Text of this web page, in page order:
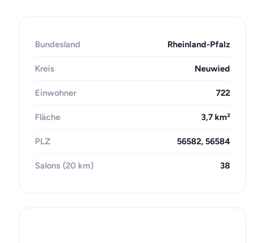
Bundesland Rheinland-Pfalz
Kreis Neuwied
Einwohner 722
Fläche 3,7 km²
PLZ 56582, 56584
Salons (20 km) 38